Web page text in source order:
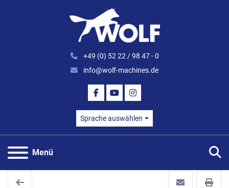
+49 (0) 52 22 / 98 47 - 0
info@wolf-machines.de
FACEBOOK
YOUTUBEINSTAGRAM
Sprache auswählen
Menü